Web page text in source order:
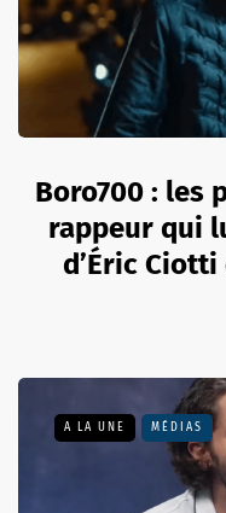
Boro700 : les
rappeur qui
d’Éric
A LA UNE MÉDIAS